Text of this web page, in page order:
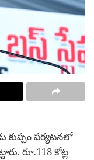
కుప్పం పర్యటనలో
రూ.118 కోట్ల